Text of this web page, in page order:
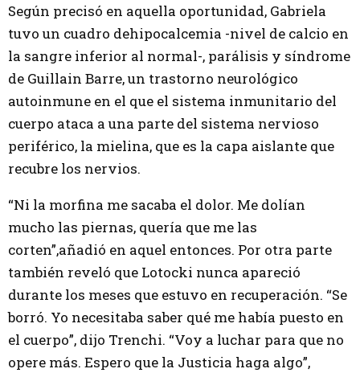
Según precisó en aquella oportunidad, Gabriela
tuvo un cuadro dehipocalcemia -nivel de calcio en
la sangre inferior al normal-, parálisis y síndrome
de Guillain Barre, un trastorno neurológico
autoinmune en el que el sistema inmunitario del
cuerpo ataca a una parte del sistema nervioso
periférico, la mielina, que es la capa aislante que
recubre los nervios.
“Ni la morfina me sacaba el dolor. Me dolían
mucho las piernas, quería que me las
corten”,añadió en aquel entonces. Por otra parte
también reveló que Lotocki nunca apareció
durante los meses que estuvo en recuperación. “Se
borró. Yo necesitaba saber qué me había puesto en
el cuerpo”, dijo Trenchi. “Voy a luchar para que no
opere más. Espero que la Justicia haga algo”,